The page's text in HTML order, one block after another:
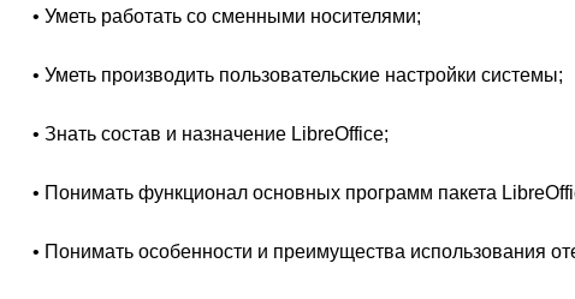
• Уметь работать со сменными носителями;
• Уметь производить пользовательские настройки системы;
• Знать состав и назначение LibreOffice;
• Понимать функционал основных программ пакета
• Понимать особенности и преимущества использования